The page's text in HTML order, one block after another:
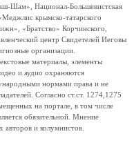
Шам», Национал-Большевистская
крымско-татарского
«Братство» Корчинского,
центр Свидетелей Иеговы
организации.
материалы, элементы
и аудио охраняются
нормами права и не
Согласно ст.ст. 1274,1275
на портале, в том числе
обязательной. Мнение
и колумнистов.